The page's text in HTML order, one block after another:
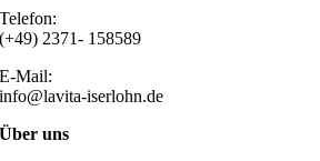
Telefon:
(+49) 2371- 158589
E-Mail:
info@lavita-iserlohn.de
Über uns